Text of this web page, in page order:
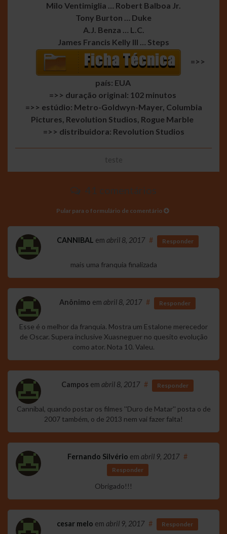
Milo Ventimiglia … Robert Balboa Jr.
Tony Burton … Duke
A.J. Benza … L.C.
James Francis Kelly III … Steps
=>>
país: EUA
=>> duração original: 102 minutos
=>> estúdio: Metro-Goldwyn-Mayer, Columbia
Pictures, Revolution Studios, Rogue Marble
=>> distribuidora: Revolution Studios
teste
41 comentários
Pular para o formulário de comentário
CANNIBAL em abril 8, 2017 # Responder
mais uma franquia finalizada
Anônimo em abril 8, 2017 # Responder
Esse é o melhor da franquia. Mostra um Estalone merecedor
de Oscar. Supera inclusive Xuasneguer no quesito evolução
como ator. Nota 10. Valeu.
Campos em abril 8, 2017 # Responder
Cannibal, quando postar os filmes ''Duro de Matar'' posta o de
2007 também, o de 2013 nem vai fazer falta!
Fernando Silvério em abril 9, 2017 #
Responder
Obrigado!!!
cesar melo em abril 9, 2017 # Responder